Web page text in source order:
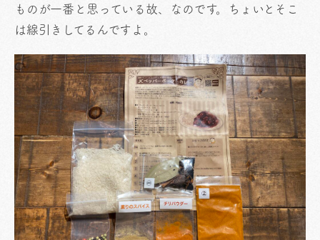
ものが一番と思っている故、なのです。ちょいとそこ
は線引きしてるんですよ。